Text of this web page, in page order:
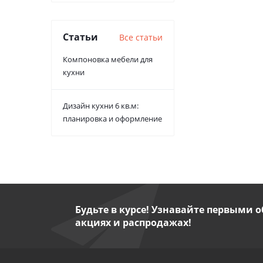
Статьи Все статьи
Компоновка мебели для
кухни
Дизайн кухни 6 кв.м:
планировка и оформление
Будьте в курсе! Узнавайте первыми
акциях и распродажах!